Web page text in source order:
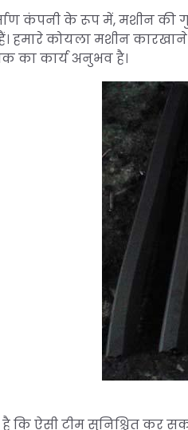
कंपनी के रूप में, मशीन की
हमारे कोयला मशीन
का कार्य अनुभव है।
है कि ऐसी टीम सुनिश्चित कर